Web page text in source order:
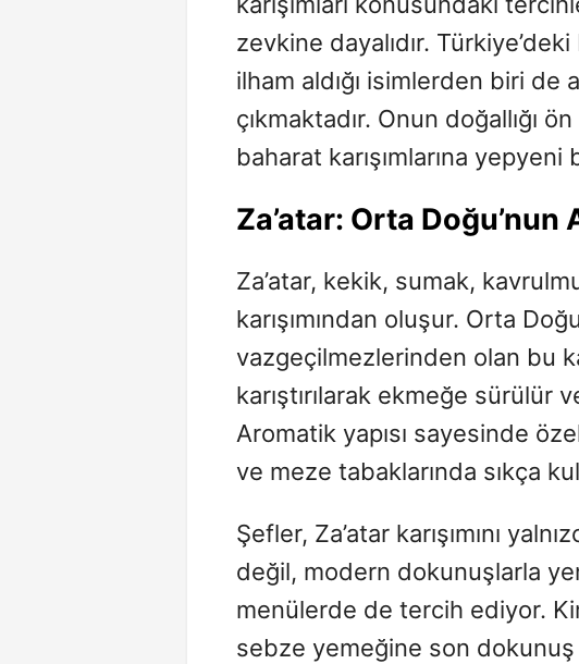
zevkine dayalıdır.
ilham aldığı isimlerden biri de
çıkmaktadır. Onun doğallığı
baharat karışımlarına yepyeni
Za’atar: Orta Doğu’nun
Za’atar, kekik, sumak,
karışımından oluşur. Orta
vazgeçilmezlerinden olan bu
karıştırılarak ekmeğe sürülür
Aromatik yapısı sayesinde
ve meze tabaklarında sıkça
Şefler, Za’atar karışımını
değil, modern dokunuşlarla
menülerde de tercih ediyor.
sebze yemeğine son